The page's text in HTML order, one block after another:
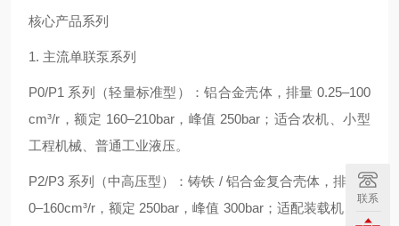
核心产品系列
1. 主流单联泵系列
P0/P1 系列（轻量标准型）：铝合金壳体，排量 0.25–100
cm³/r，额定 160–210bar，峰值 250bar；适合农机、小型
工程机械、普通工业液压。
P2/P3 系列（中高压型）：铸铁 / 铝合金复合壳体，排量 1
0–160cm³/r，额定 250bar，峰值 300bar；适配装载机、叉
联系